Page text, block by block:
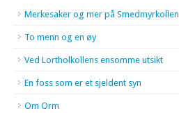
Merkesaker og mer på Smedmyrkollen
To menn og en øy
Ved Lortholkollens ensomme utsikt
En foss som er et sjeldent syn
Om Orm